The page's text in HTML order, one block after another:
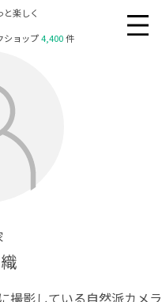
楽しく
ショップ4,400件